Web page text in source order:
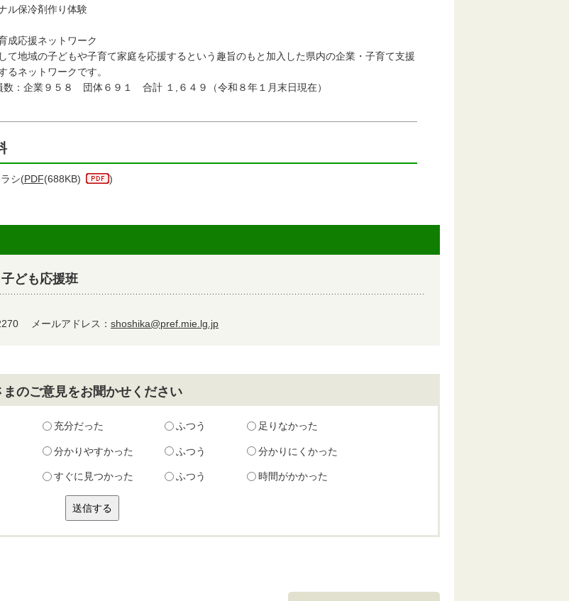
保冷剤作り体験
成応援ネットワーク
て地域の子どもや子育て家庭を応援するという趣旨のもと加入した県内の企業・子育て支援
るネットワークです。
：企業９５８ 団体６９１ 合計 １,６４９（令和８年１月末日現在）
シ(PDF(688KB) )
ども応援班
メールアドレス： shoshika@pref.mie.lg.jp
のご意見をお聞かせください
充分だった ふつう 足りなかった
分かりやすかった ふつう 分かりにくかった
すぐに見つかった ふつう 時間がかかった